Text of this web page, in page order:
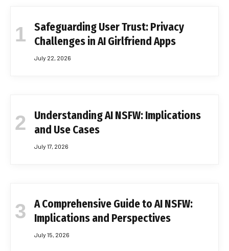
Safeguarding User Trust: Privacy
Challenges in AI Girlfriend Apps
July 22, 2026
Understanding AI NSFW: Implications
and Use Cases
July 17, 2026
A Comprehensive Guide to AI NSFW:
Implications and Perspectives
July 15, 2026